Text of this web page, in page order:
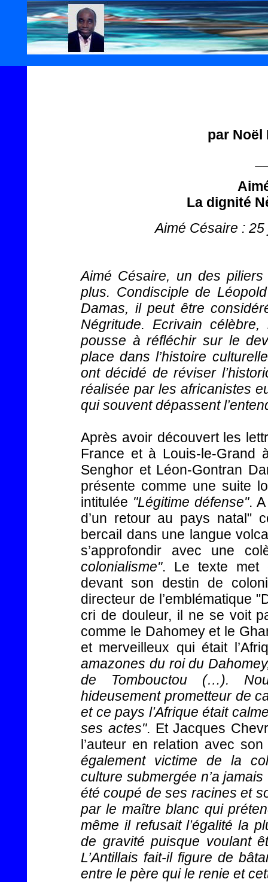
par Noël
La dignité
Aimé Césaire :
Aimé Césaire, un des piliers
plus. Condisciple de
Damas, il peut être
Négritude. Ecrivain
pousse à réfléchir sur le
place dans l’histoire
ont décidé de réviser
réalisée par les africanistes
qui souvent dépassent
Après avoir découvert les
France et à Louis-le-Grand
Senghor et Léon-Gontran
présente comme une suite
intitulée "Légitime défense".
d’un retour au pays natal"
bercail dans une langue
s’approfondir avec une
colonialisme". Le texte met
devant son destin de
directeur de l’emblématique
cri de douleur, il ne se voit
comme le Dahomey et le
et merveilleux qui était
amazones du roi du
de Tombouctou (…).
hideusement prometteur de
et ce pays l’Afrique était
ses actes". Et Jacques
l’auteur en relation avec
également victime de la
culture submergée n’a
été coupé de ses racines et
par le maître blanc qui
même il refusait l’égalité la
de gravité puisque voulant
L’Antillais fait-il figure de
entre le père qui le renie et